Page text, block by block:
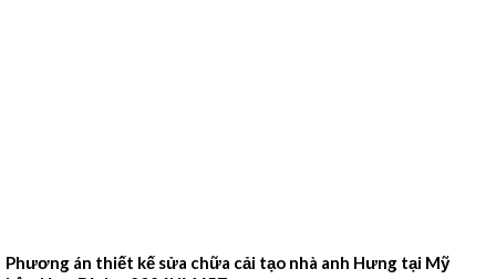
Phương án thiết kế sửa chữa cải tạo nhà anh Hưng tại Mỹ